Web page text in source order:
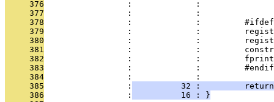
     376
                 :             :
     377
                 :             :
     378
:             :
     379
:             :
     380
:             :
     381
:             :
     382
:             :
     383
:             :
     384
                 :             :
     385
                 :
32 :
     386
                 :
          16 : }